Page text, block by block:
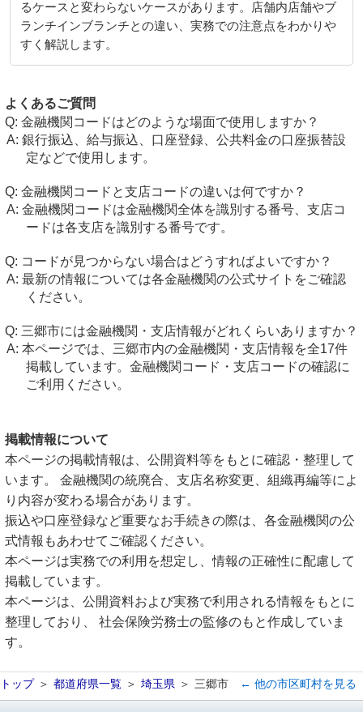
るケースと変わらないケースがあります。店舗内店舗やブ
ランチインブランチとの違い、実務での注意点をわかりや
すく解説します。
よくあるご質問
金融機関コードはどのような場面で使用しますか？
銀行振込、給与振込、口座登録、公共料金の口座振替設
定などで使用します。
金融機関コードと支店コードの違いは何ですか？
金融機関コードは金融機関全体を識別する番号、支店コ
ードは各支店を識別する番号です。
コードが見つからない場合はどうすればよいですか？
最新の情報については各金融機関の公式サイトをご確認
ください。
三郷市には金融機関・支店情報がどれくらいありますか？
本ページでは、三郷市内の金融機関・支店情報を全17件
掲載しています。金融機関コード・支店コードの確認に
ご利用ください。
掲載情報について
本ページの掲載情報は、公開資料等をもとに確認・整理して
います。 金融機関の統廃合、支店名称変更、組織再編等によ
り内容が変わる場合があります。
振込や口座登録など重要なお手続きの際は、各金融機関の公
式情報もあわせてご確認ください。
本ページは実務での利用を想定し、情報の正確性に配慮して
掲載しています。
本ページは、公開資料および実務で利用される情報をもとに
整理しており、 社会保険労務士の監修のもと作成していま
す。
トップ 都道府県一覧 埼玉県 三郷市 ← 他の市区町村を見る